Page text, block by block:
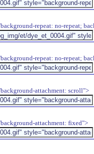
repeat: no-repeat;
repeat: no-repeat;
attachment: scroll">
attachment: fixed">